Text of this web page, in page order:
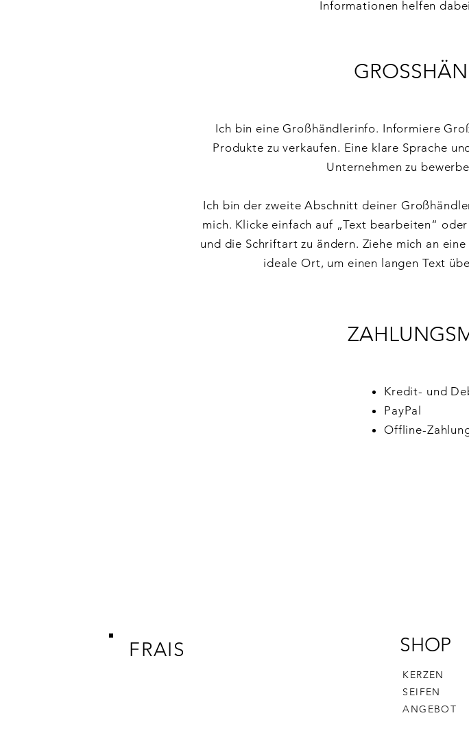
Informationen helfen
Ich bin eine Großhändlerinfo. Informiere
Produkte zu verkaufen. Eine klare Sprache
Unternehmen zu
Ich bin der zweite Abschnitt deiner
mich. Klicke einfach auf „Text bearbeiten“
und die Schriftart zu ändern. Ziehe mich an
ideale Ort, um einen langen Text
Kredit- und
PayPal
Offline-
FRAIS SHOP
KERZEN
SEIFEN
ANGEBOT